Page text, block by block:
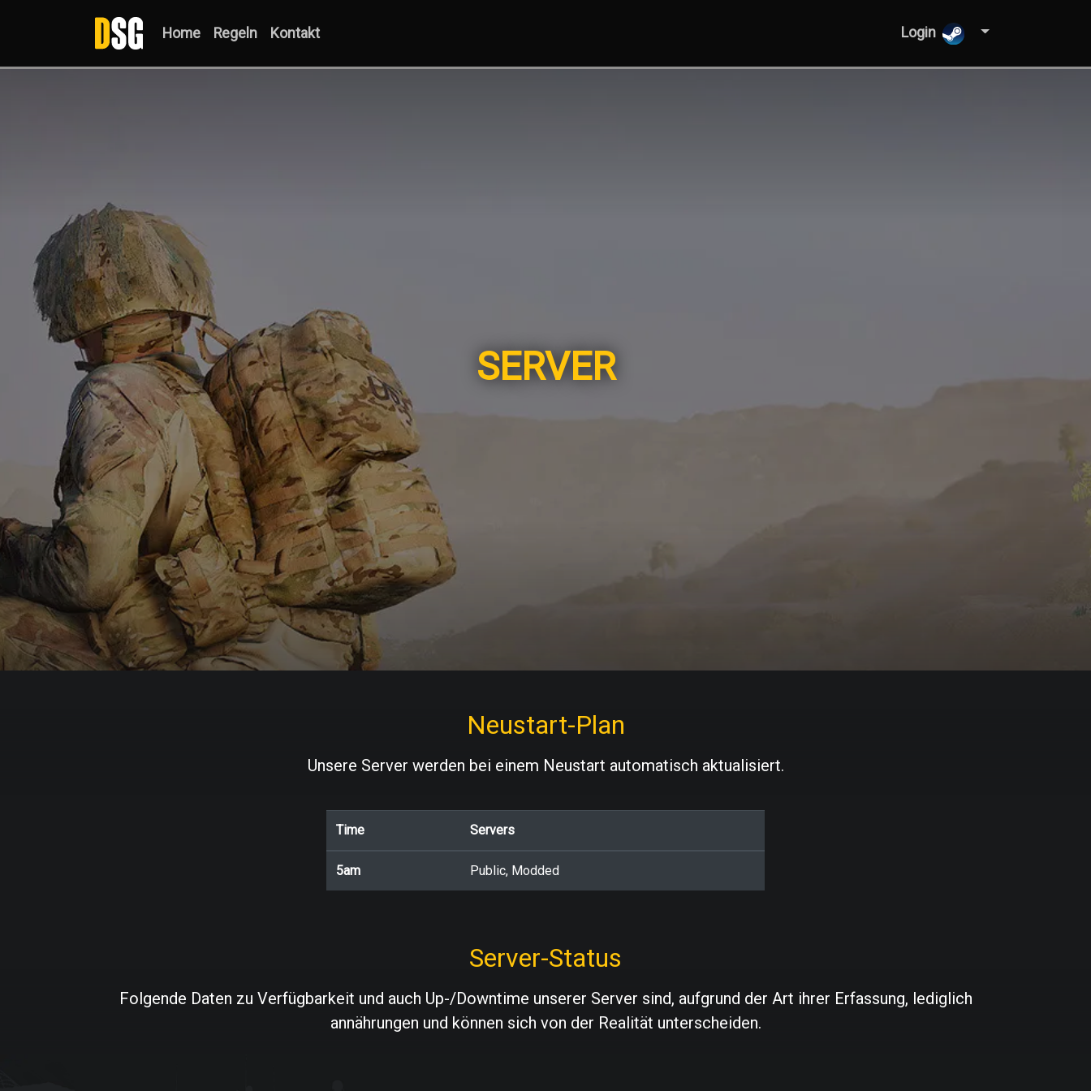
Home Regeln Kontakt Login
SERVER
Neustart-Plan
Unsere Server werden bei einem Neustart automatisch aktualisiert.
Time Servers
5am Public, Modded
Server-Status
Folgende Daten zu Verfügbarkeit und auch Up-/Downtime unserer Server sind, aufgrund der Art ihrer Erfassung, lediglich
annährungen und können sich von der Realität unterscheiden.